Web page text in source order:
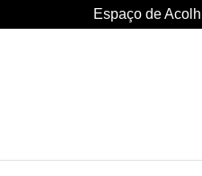
Espaço de